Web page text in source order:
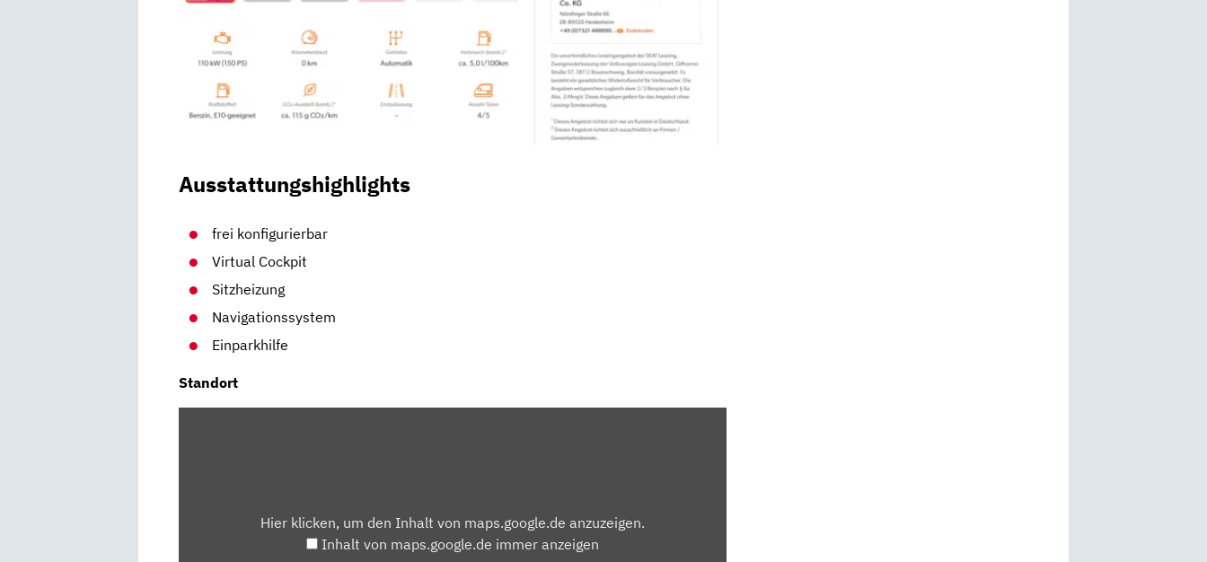
Ausstattungshighlights
frei konfigurierbar
Virtual Cockpit
Sitzheizung
Navigationssystem
Einparkhilfe
Standort
Hier klicken, um den Inhalt von maps.google.de anzuzeigen.
Inhalt von maps.google.de immer anzeigen